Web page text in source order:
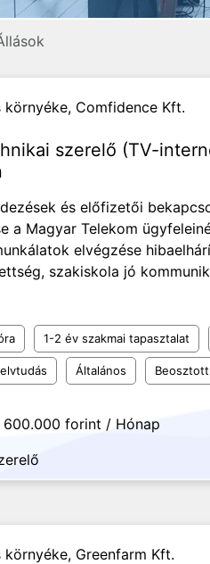
környéke, Comfidence Kft.
szerelő (TV-
és előfizetői
a Magyar Telekom
elvégzése
szakiskola jó
1-2 év szakmai tapasztalat
Általános Beosztott
forint / Hónap
környéke, Greenfarm Kft.